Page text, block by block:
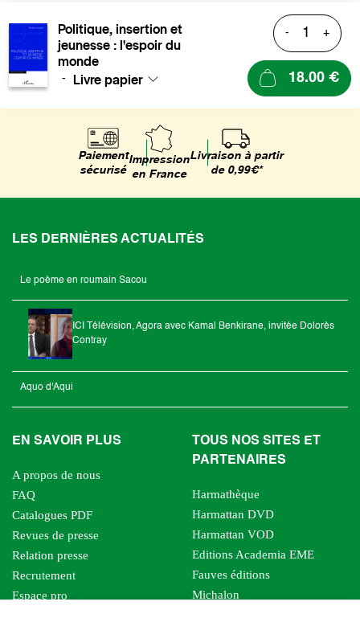
Politique, insertion et
jeunesse : l'espoir du
monde
- Livre papier
- +
18.00 €
Paiement
sécurisé
Impression
en France
Livraison à partir
de 0,99€*
LES DERNIÈRES ACTUALITÉS
Le poème en roumain Sacou
ICI Télévision, Agora avec Kamal Benkirane, invitée Dolorès
Contray
Aquo d'Aqui
EN SAVOIR PLUS
A propos de nous
FAQ
Catalogues PDF
Revues de presse
Relation presse
Recrutement
Espace pro
TOUS NOS SITES ET
PARTENAIRES
Harmathèque
Harmattan DVD
Harmattan VOD
Editions Academia EME
Fauves éditions
Michalon